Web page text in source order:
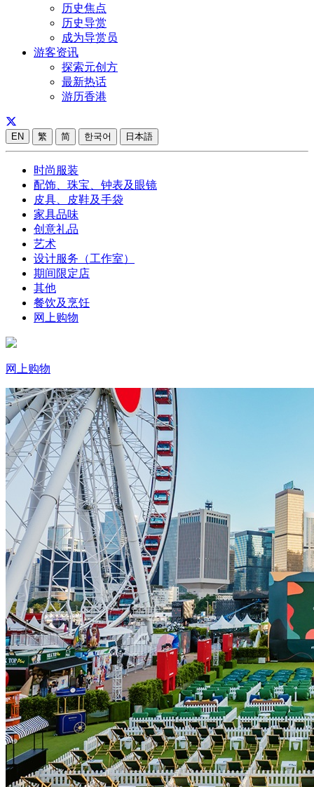
历史焦点
历史导赏
成为导赏员
游客资讯
探索元创方
最新热话
游历香港
EN 繁 简 한국어 日本語
时尚服装
配饰、珠宝、钟表及眼镜
皮具、皮鞋及手袋
家具品味
创意礼品
艺术
设计服务（工作室）
期间限定店
其他
餐饮及烹饪
网上购物
网上购物